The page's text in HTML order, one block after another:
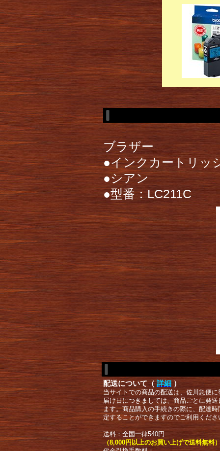
ブラザー
●インクカートリッ
●シアン
●型番：LC211C
配送について（ 詳細 ）
当サイトでの商品の配送は、佐川急便
届け日につきましては、商品ごとに発
ます。商品購入の手続きの際に、配達
定することができますのでご利用くださ
送料：全国一律540円
（8,000円以上のお買い上げで送料無料